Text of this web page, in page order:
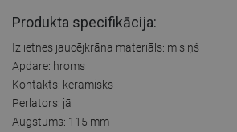
Produkta specifikācija:
Izlietnes jaucējkrāna materiāls: misiņš
Apdare: hroms
Kontakts: keramisks
Perlators: jā
Augstums: 115 mm